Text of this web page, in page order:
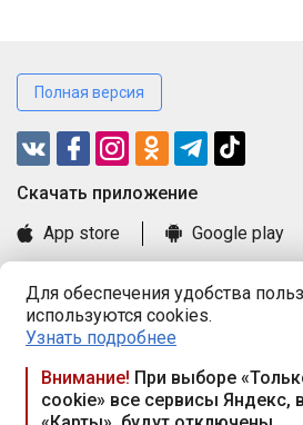
Для обеспечения удобства
используются cookies.
Узнать подробнее
Внимание! При выборе
cookie» все сервисы Яндекс,
Полная версия
Cкачать приложение
App store
Google play
Книга замечаний и предложений
Правила и документы
Praca.by © 2000—2026, ООО «ПРАЦА
Республика Беларусь, 220114, г.
117а, пом. № 9.